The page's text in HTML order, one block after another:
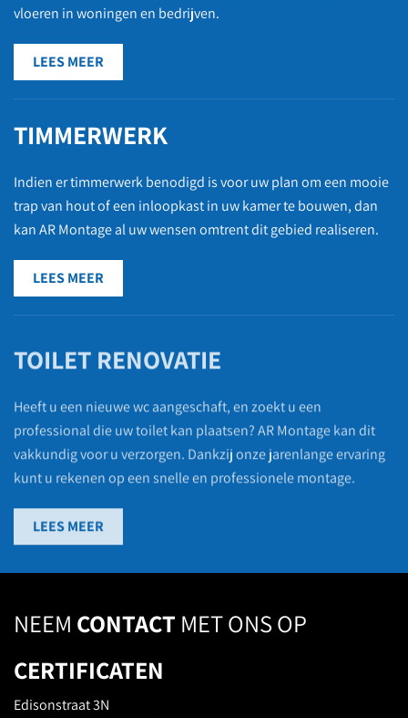
vloeren in woningen en bedrijven.
LEES MEER
TIMMERWERK
Indien er timmerwerk benodigd is voor uw plan om een mooie
trap van hout of een inloopkast in uw kamer te bouwen, dan
kan AR Montage al uw wensen omtrent dit gebied realiseren.
LEES MEER
TOILET RENOVATIE
Heeft u een nieuwe wc aangeschaft, en zoekt u een
professional die uw toilet kan plaatsen? AR Montage kan dit
vakkundig voor u verzorgen. Dankzij onze jarenlange ervaring
kunt u rekenen op een snelle en professionele montage.
LEES MEER
NEEM CONTACT MET ONS OP
CERTIFICATEN
Edisonstraat 3N